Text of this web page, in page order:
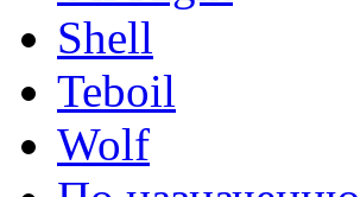
Shell
Teboil
Wolf